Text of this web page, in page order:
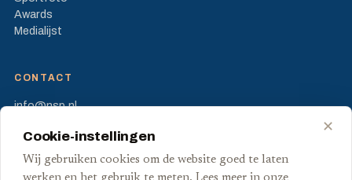
Awards
Medialijst
CONTACT
info@nsp.nl
2595 BM Den Haag
✕
Cookie-instellingen
Wij gebruiken cookies om de website goed te laten